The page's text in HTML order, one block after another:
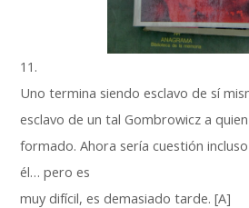
11.
Uno termina siendo esclavo de sí
esclavo de un tal Gombrowicz a
formado. Ahora sería cuestión
él… pero es
muy difícil, es demasiado tarde. [A]